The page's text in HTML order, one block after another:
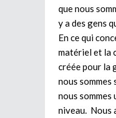
que nous
y a des gens
En ce qui
matériel et la
créée pour la
nous sommes
nous sommes
niveau. Nous